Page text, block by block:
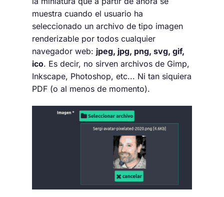
muestra cuando el usuario ha
seleccionado un archivo de tipo imagen
renderizable por todos cualquier
navegador web: jpeg, jpg, png, svg, gif,
ico. Es decir, no sirven archivos de Gimp,
Inkscape, Photoshop, etc... Ni tan siquiera
PDF (o al menos de momento).